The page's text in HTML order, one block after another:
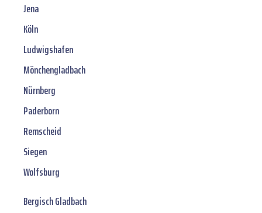
Jena
Köln
Ludwigshafen
Mönchengladbach
Nürnberg
Paderborn
Remscheid
Siegen
Wolfsburg
Bergisch Gladbach